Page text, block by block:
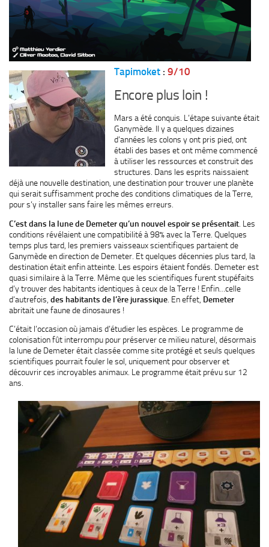
Tapimoket : 9/10
Encore plus loin !
Mars a été conquis. L’étape suivante était
Ganymède. Il y a quelques dizaines
d’années les colons y ont pris pied, ont
établi des bases et ont même commencé
à utiliser les ressources et construit des
structures. Dans les esprits naissaient
déjà une nouvelle destination, une destination pour trouver une planète
qui serait suffisamment proche des conditions climatiques de la Terre,
pour s’y installer sans faire les mêmes erreurs.
C’est dans la lune de Demeter qu’un nouvel espoir se présentait . Les
conditions révélaient une compatibilité à 98% avec la Terre. Quelques
temps plus tard, les premiers vaisseaux scientifiques partaient de
Ganymède en direction de Demeter. Et quelques décennies plus tard, la
destination était enfin atteinte. Les espoirs étaient fondés. Demeter est
quasi similaire à la Terre. Même que les scientifiques furent stupéfaits
d’y trouver des habitants identiques à ceux de la Terre ! Enfin…celle
d’autrefois, des habitants de l’ère jurassique . En effet, Demeter
abritait une faune de dinosaures !
C’était l’occasion où jamais d’étudier les espèces. Le programme de
colonisation fût interrompu pour préserver ce milieu naturel, désormais
la lune de Demeter était classée comme site protégé et seuls quelques
scientifiques pourrait fouler le sol, uniquement pour observer et
découvrir ces incroyables animaux. Le programme était prévu sur 12
ans.